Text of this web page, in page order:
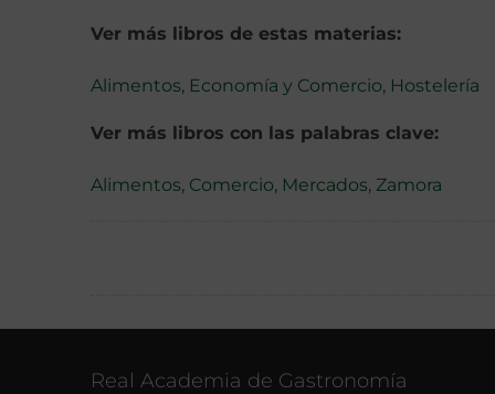
Ver más libros de estas materias:
Alimentos, Economía y Comercio, Hostelería
Ver más libros con las palabras clave:
Alimentos, Comercio, Mercados, Zamora
Real Academia de Gastronomía